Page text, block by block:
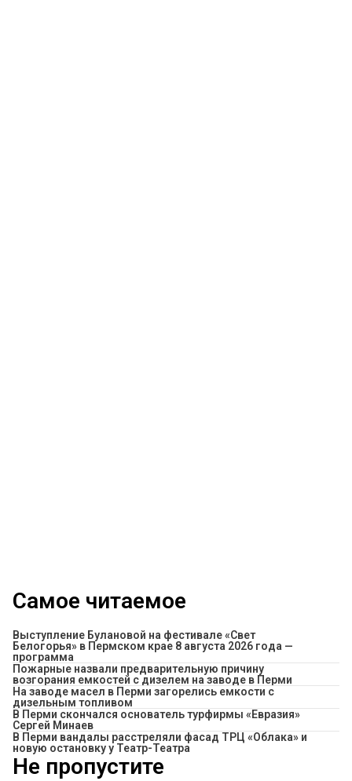
Самое читаемое
Выступление Булановой на фестивале «Свет
Белогорья» в Пермском крае 8 августа 2026 года —
программа
Пожарные назвали предварительную причину
возгорания емкостей с дизелем на заводе в Перми
На заводе масел в Перми загорелись емкости с
дизельным топливом
В Перми скончался основатель турфирмы «Евразия»
Сергей Минаев
В Перми вандалы расстреляли фасад ТРЦ «Облака» и
новую остановку у Театр-Театра
Не пропустите